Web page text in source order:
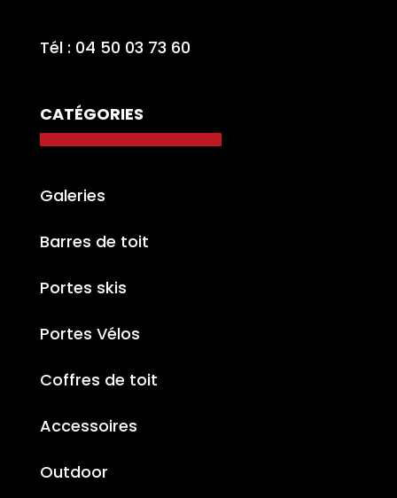
Tél : 04 50 03 73 60
CATÉGORIES
Galeries
Barres de toit
Portes skis
Portes Vélos
Coffres de toit
Accessoires
Outdoor